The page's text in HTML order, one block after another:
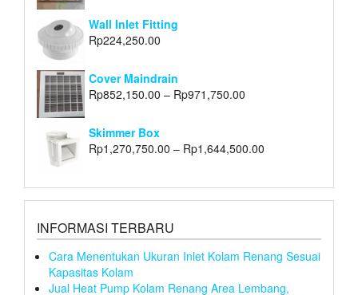
Wall Inlet Fitting
Rp224,250.00
Cover Maindrain
Rp852,150.00 – Rp971,750.00
Skimmer Box
Rp1,270,750.00 – Rp1,644,500.00
INFORMASI TERBARU
Cara Menentukan Ukuran Inlet Kolam Renang Sesuai
Kapasitas Kolam
Jual Heat Pump Kolam Renang Area Lembang,